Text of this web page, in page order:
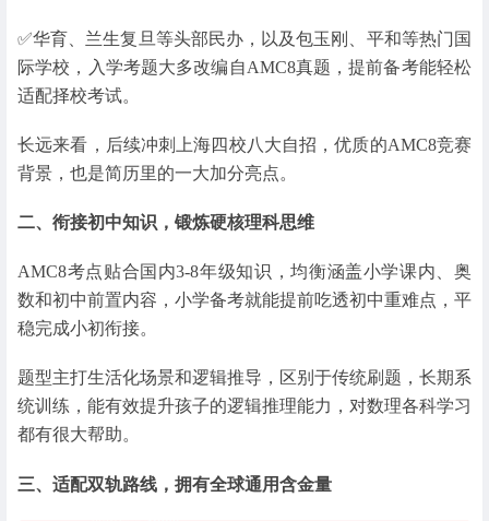
✅️华育、兰生复旦等头部民办，以及包玉刚、平和等热门国
际学校，入学考题大多改编自AMC8真题，提前备考能轻松
适配择校考试。
长远来看，后续冲刺上海四校八大自招，优质的AMC8竞赛
背景，也是简历里的一大加分亮点。
二、衔接初中知识，锻炼硬核理科思维
AMC8考点贴合国内3-8年级知识，均衡涵盖小学课内、奥
数和初中前置内容，小学备考就能提前吃透初中重难点，平
稳完成小初衔接。
题型主打生活化场景和逻辑推导，区别于传统刷题，长期系
统训练，能有效提升孩子的逻辑推理能力，对数理各科学习
都有很大帮助。
三、适配双轨路线，拥有全球通用含金量